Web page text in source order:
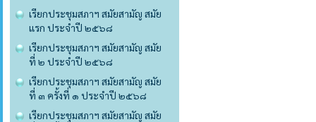
เรียกประชุมสภาฯ สมัยสามัญ สมัย
แรก ประจำปี ๒๕๖๘
เรียกประชุมสภาฯ สมัยสามัญ สมัย
ที่ ๒ ประจำปี ๒๕๖๘
เรียกประชุมสภาฯ สมัยสามัญ สมัย
ที่ ๓ ครั้งที่ ๑ ประจำปี ๒๕๖๘
เรียกประชุมสภาฯ สมัยสามัญ สมัย